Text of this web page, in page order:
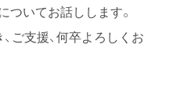
ついてお話しします。
ご支援、何卒よろしくお